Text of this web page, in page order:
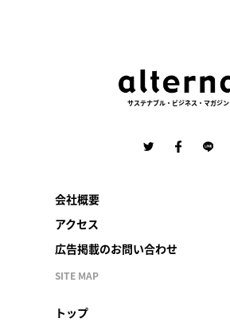
サステナブル・ビジネス・マガジン
会社概要
アクセス
広告掲載のお問い合わせ
SITE MAP
トップ